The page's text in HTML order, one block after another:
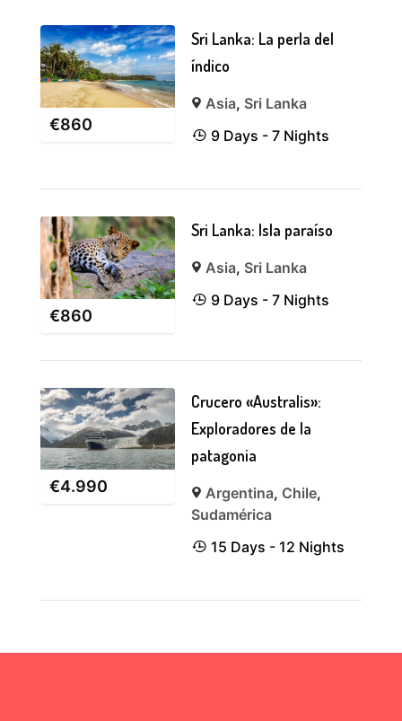
€860
Sri Lanka: La perla del
índico
Asia, Sri Lanka
9 Days - 7 Nights
€860
Sri Lanka: Isla paraíso
Asia, Sri Lanka
9 Days - 7 Nights
€4.990
Crucero «Australis»:
Exploradores de la
patagonia
Argentina, Chile,
Sudamérica
15 Days - 12 Nights